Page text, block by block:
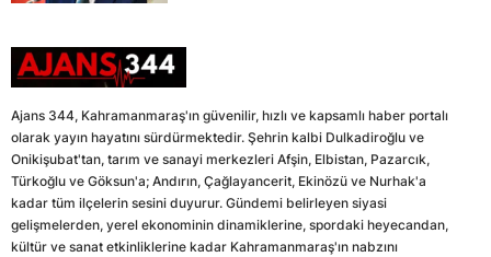
Ajans 344, Kahramanmaraş'ın güvenilir, hızlı ve kapsamlı haber portalı
olarak yayın hayatını sürdürmektedir. Şehrin kalbi Dulkadiroğlu ve
Onikişubat'tan, tarım ve sanayi merkezleri Afşin, Elbistan, Pazarcık,
Türkoğlu ve Göksun'a; Andırın, Çağlayancerit, Ekinözü ve Nurhak'a
kadar tüm ilçelerin sesini duyurur. Gündemi belirleyen siyasi
gelişmelerden, yerel ekonominin dinamiklerine, spordaki heyecandan,
kültür ve sanat etkinliklerine kadar Kahramanmaraş'ın nabzını